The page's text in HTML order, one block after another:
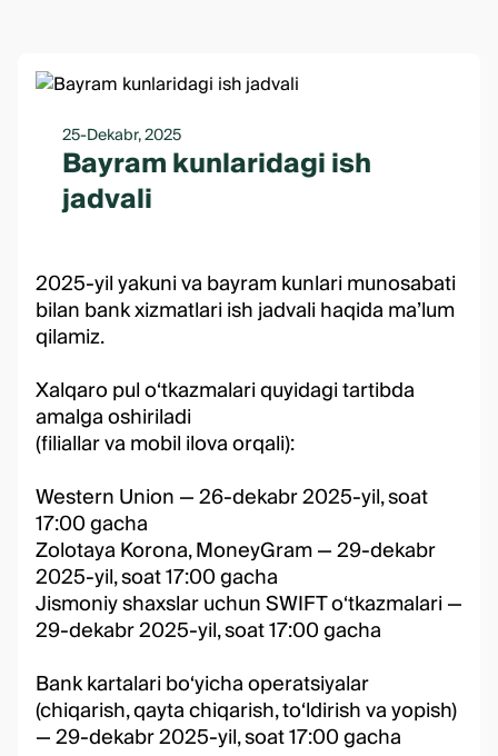
25-Dekabr, 2025
Bayram kunlaridagi ish
jadvali
2025-yil yakuni va bayram kunlari munosabati
bilan bank xizmatlari ish jadvali haqida ma’lum
qilamiz.
Xalqaro pul o‘tkazmalari quyidagi tartibda
amalga oshiriladi
(filiallar va mobil ilova orqali):
Western Union — 26-dekabr 2025-yil, soat
17:00 gacha
Zolotaya Korona, MoneyGram — 29-dekabr
2025-yil, soat 17:00 gacha
Jismoniy shaxslar uchun SWIFT o‘tkazmalari —
29-dekabr 2025-yil, soat 17:00 gacha
Bank kartalari bo‘yicha operatsiyalar
(chiqarish, qayta chiqarish, to‘ldirish va yopish)
— 29-dekabr 2025-yil, soat 17:00 gacha